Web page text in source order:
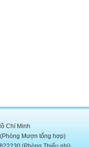
Chí Minh
Mượn tổng hợp)